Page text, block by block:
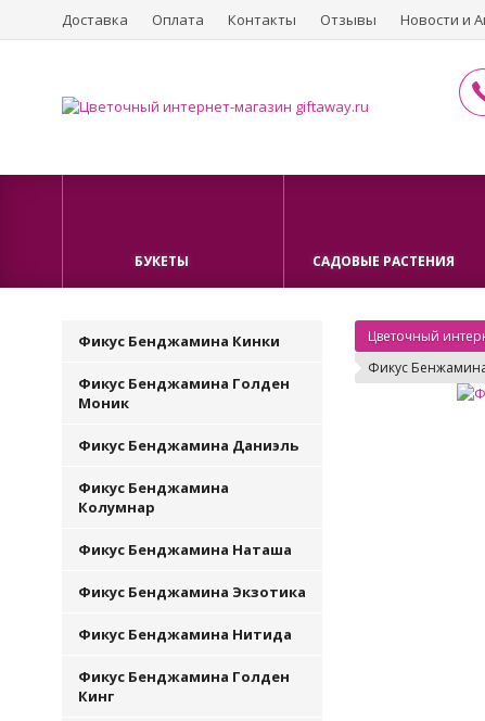
Доставка Оплата Контакты Отзывы Новости и
БУКЕТЫ САДОВЫЕ РАСТЕНИЯ
Фикус Бенджамина Кинки
Фикус Бенджамина Голден
Моник
Фикус Бенджамина Даниэль
Фикус Бенджамина
Колумнар
Фикус Бенджамина Наташа
Фикус Бенджамина Экзотика
Фикус Бенджамина Нитида
Фикус Бенджамина Голден
Кинг
Цветочный
Фикус